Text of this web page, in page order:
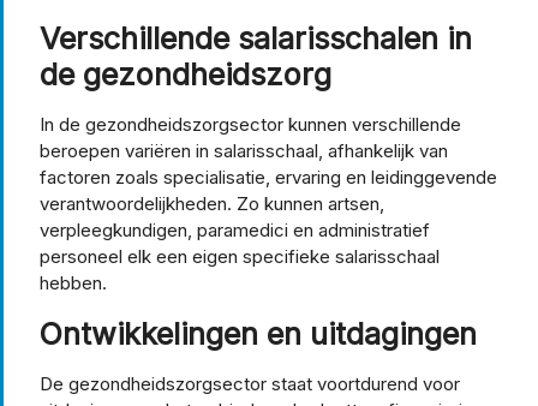
Verschillende salarisschalen in
de gezondheidszorg
In de gezondheidszorgsector kunnen verschillende
beroepen variëren in salarisschaal, afhankelijk van
factoren zoals specialisatie, ervaring en leidinggevende
verantwoordelijkheden. Zo kunnen artsen,
verpleegkundigen, paramedici en administratief
personeel elk een eigen specifieke salarisschaal
hebben.
Ontwikkelingen en uitdagingen
De gezondheidszorgsector staat voortdurend voor